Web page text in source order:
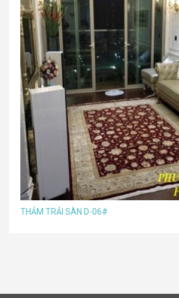
THẢM TRẢI SÀN D-06#